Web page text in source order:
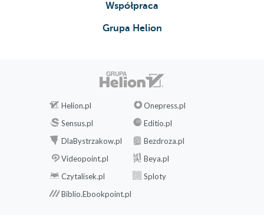
Współpraca
Grupa Helion
Helion.pl
Onepress.pl
Sensus.pl
Editio.pl
DlaBystrzakow.pl
Bezdroza.pl
Videopoint.pl
Beya.pl
Czytalisek.pl
Sploty
Biblio.Ebookpoint.pl